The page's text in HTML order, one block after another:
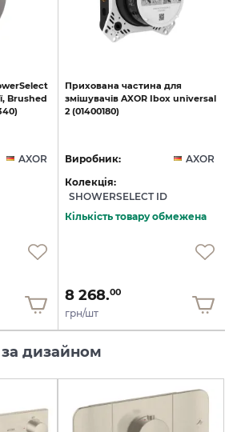
Brushed
AXOR
Прихована частина для
змішувачів AXOR Ibox universal
2 (01400180)
Виробник:
AXOR
Колекція:
SHOWERSELECT ID
Кількість товару обмежена
8 268.00
грн/шт
дизайном